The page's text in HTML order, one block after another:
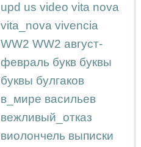
upd us video vita nova
vita_nova vivencia
WW2 WW2 август-
февраль букв буквы
буквы булгаков
в_мире васильев
вежливый_отказ
виолончель выписки